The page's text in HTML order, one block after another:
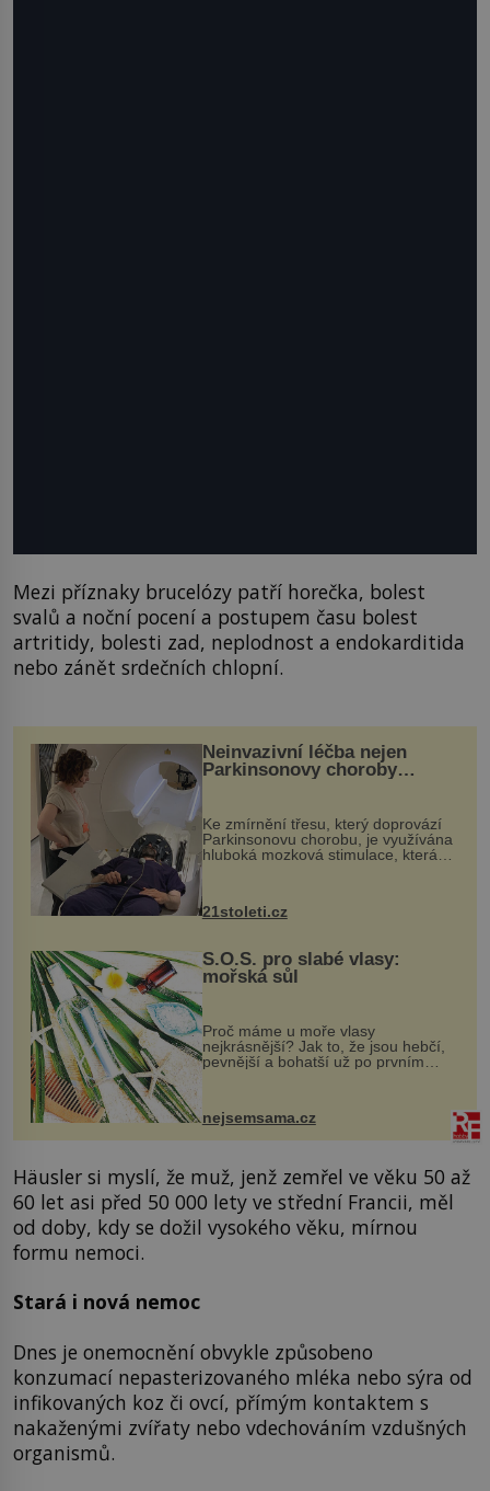
Mezi příznaky brucelózy patří horečka, bolest
svalů a noční pocení a postupem času bolest
artritidy, bolesti zad, neplodnost a endokarditida
nebo zánět srdečních chlopní.
Neinvazivní léčba nejen
Parkinsonovy choroby
Ke zmírnění třesu, který doprovází
Parkinsonovu chorobu, je využívána
hluboká mozková stimulace, která
však vyžaduje vysoce invazivní
k dostatečně přesnému zacílení ...
21stoleti.cz
S.O.S. pro slabé vlasy:
mořská sůl
Proč máme u moře vlasy
nejkrásnější? Jak to, že jsou hebčí,
pevnější a bohatší už po prvním
vlasy. ...
nejsemsama.cz
Häusler si myslí, že muž, jenž zemřel ve věku 50 až
60 let asi před 50 000 lety ve střední Francii, měl
od doby, kdy se dožil vysokého věku, mírnou
formu nemoci.
Stará i nová nemoc
Dnes je onemocnění obvykle způsobeno
konzumací nepasterizovaného mléka nebo sýra od
infikovaných koz či ovcí, přímým kontaktem s
nakaženými zvířaty nebo vdechováním vzdušných
organismů.